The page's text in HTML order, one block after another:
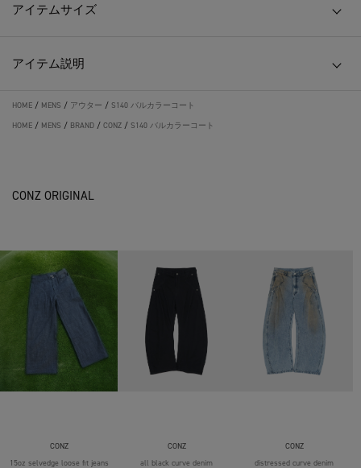
アイテムサイズ
アイテム説明
HOME / MENS / アウター / S140 バルカラーコート
HOME / MENS / BRAND / CONZ / S140 バルカラーコート
CONZ ORIGINAL
CONZ
15oz selvedge loose fit jeans
CONZ
all black curve denim
CONZ
distressed curve denim